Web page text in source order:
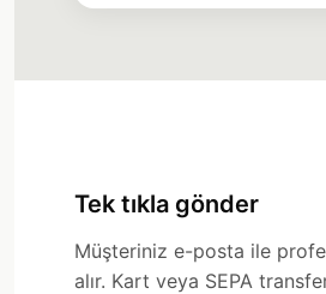
Tek tıkla gönder
Müşteriniz e-posta ile
alır. Kart veya SEPA